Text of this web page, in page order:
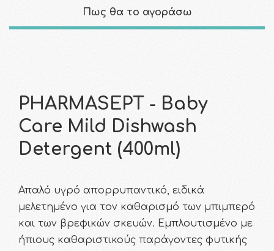
Πως θα το αγοράσω
PHARMASEPT - Baby
Care Mild Dishwash
Detergent (400ml)
Απαλό υγρό απορρυπαντικό, ειδικά
μελετημένο για τον καθαρισμό των μπιμπερό
και των βρεφικών σκευών. Εμπλουτισμένο με
ήπιους καθαριστικούς παράγοντες φυτικής